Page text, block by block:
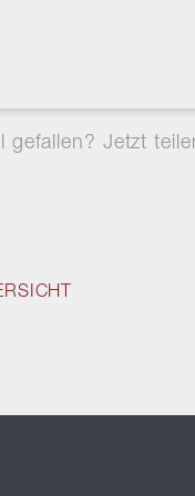
gefallen? Jetzt